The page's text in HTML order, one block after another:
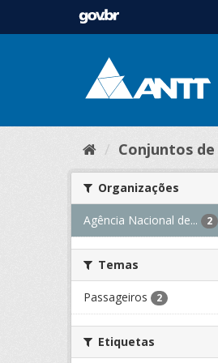
Conjuntos
Organizações
Agência Nacional de... 2
Temas
Passageiros 2
Etiquetas